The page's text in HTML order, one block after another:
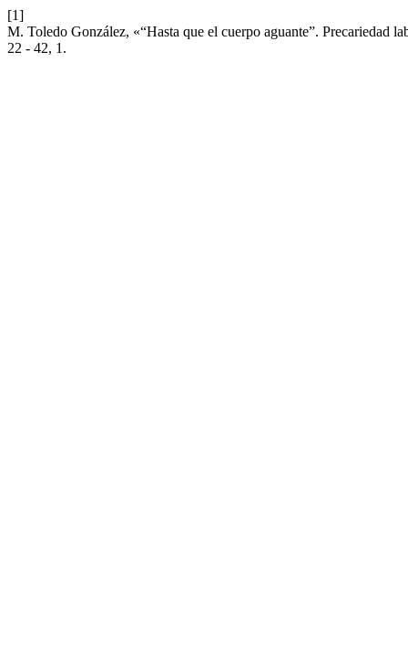
[1]
M. Toledo González, «“Hasta que el cuerpo aguante”. Precariedad
22 - 42, 1.